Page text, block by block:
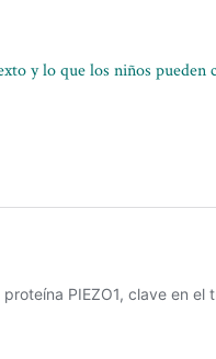
y lo que los niños pueden